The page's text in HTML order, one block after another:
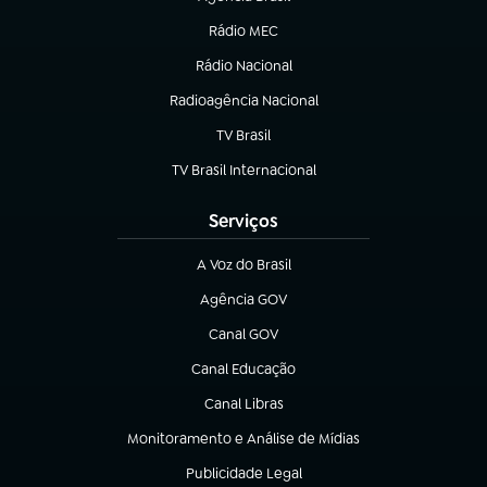
Rádio MEC
Rádio Nacional
(abre em nova aba)
Radioagência Nacional
(abre em nova aba)
TV Brasil
(abre em nova aba)
TV Brasil Internacional
(abre em nova aba)
Serviços
A Voz do Brasil
(abre em nova aba)
Agência GOV
(abre em nova aba)
Canal GOV
(abre em nova aba)
Canal Educação
(abre em nova aba)
Canal Libras
(abre em nova aba)
Monitoramento e Análise de Mídias
(abre em nova aba)
Publicidade Legal
(abre em nova aba)